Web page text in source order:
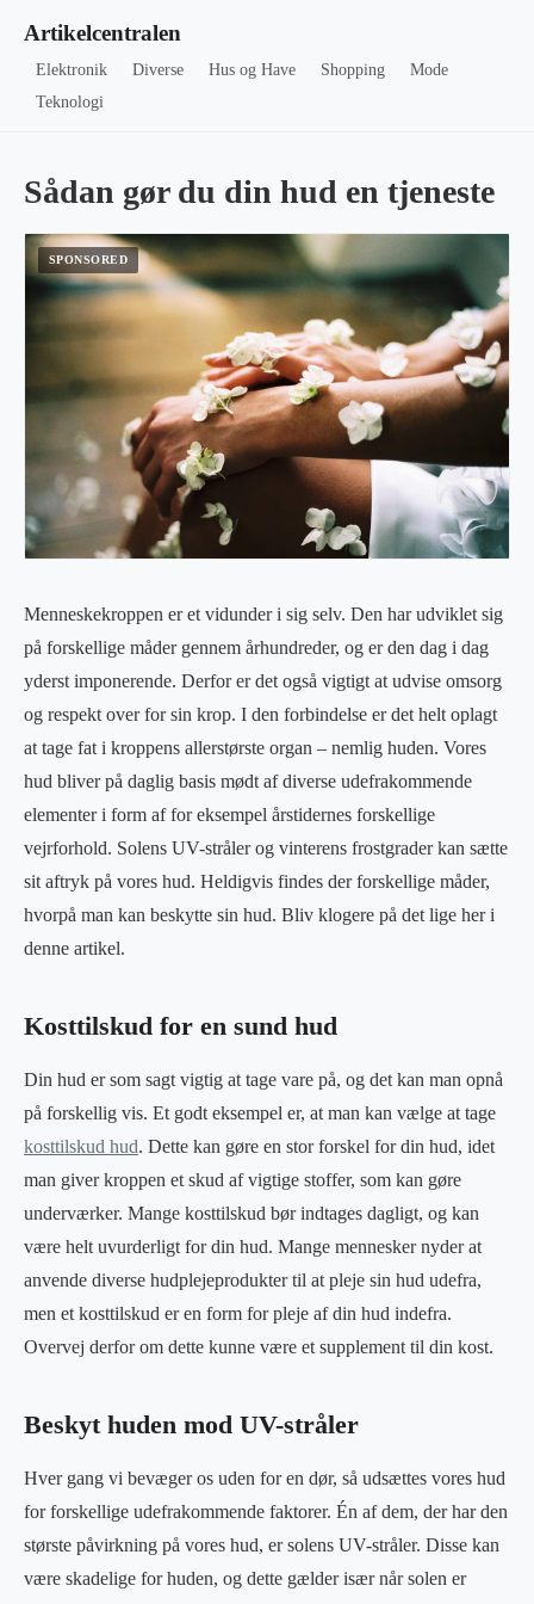
Artikelcentralen
Elektronik Diverse Hus og Have Shopping
Mode
Teknologi
Sådan gør du din hud en tjeneste
Menneskekroppen er et vidunder i sig selv. Den har udviklet sig
på forskellige måder gennem århundreder, og er den dag i dag
yderst imponerende. Derfor er det også vigtigt at udvise omsorg
og respekt over for sin krop. I den forbindelse er det helt oplagt
at tage fat i kroppens allerstørste organ – nemlig huden. Vores
hud bliver på daglig basis mødt af diverse udefrakommende
elementer i form af for eksempel årstidernes forskellige
vejrforhold. Solens UV-stråler og vinterens frostgrader kan sætte
sit aftryk på vores hud. Heldigvis findes der forskellige måder,
hvorpå man kan beskytte sin hud. Bliv klogere på det lige her i
denne artikel.
Kosttilskud for en sund hud
Din hud er som sagt vigtig at tage vare på, og det kan man opnå
på forskellig vis. Et godt eksempel er, at man kan vælge at tage
kosttilskud hud. Dette kan gøre en stor forskel for din hud, idet
man giver kroppen et skud af vigtige stoffer, som kan gøre
underværker. Mange kosttilskud bør indtages dagligt, og kan
være helt uvurderligt for din hud. Mange mennesker nyder at
anvende diverse hudplejeprodukter til at pleje sin hud udefra,
men et kosttilskud er en form for pleje af din hud indefra.
Overvej derfor om dette kunne være et supplement til din kost.
Beskyt huden mod UV-stråler
Hver gang vi bevæger os uden for en dør, så udsættes vores hud
for forskellige udefrakommende faktorer. Én af dem, der har den
største påvirkning på vores hud, er solens UV-stråler. Disse kan
være skadelige for huden, og dette gælder især når solen er